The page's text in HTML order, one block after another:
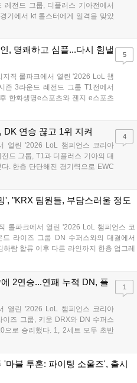
레전드 그룹, 디플러스 기아전에서
기에서 kt 롤스터에게 일격을 맞았
에서 원정 승리를 챙기며 분위기를
, 명쾌하고 심플...다시 힘낼
직 롤파크에서 열린 '2026 LoL 챔
즌 3라운드 레전드 그룹 T1전에서
한화생명e스포츠와 젠지 e스포츠
만, 경기력이 제 궤도에 오른 T1은
5
DK 연승 끊고 1위 지켜
열린 '2026 LoL 챔피언스 코리아
드 그룹, T1과 디플러스 기아의 대
. 한층 단단해진 경기력으로 EWC
연승을 이어가던 디플러스 기아를
4
', "KRX 팀원들, 부담스러울 정도
롤파크에서 열린 '2026 LoL 챔피언스 코
라이즈 그룹 DN 수퍼스와의 대결에서
람 합류 이후 다른 라인까지 한층 업그레
분 좋은 2연승을 달렸다. 경기 종료 후 기
2연승...연패 누적 DN, 플
열린 '2026 LoL 챔피언스 코리아
즈 그룹, 키움 DRX와 DN 수퍼스
으로 승리했다. 1, 2세트 모두 초반
없이 승리를 꿰찼다. DN 수퍼스는
1
'마블 투혼: 파이팅 소울즈', 출시